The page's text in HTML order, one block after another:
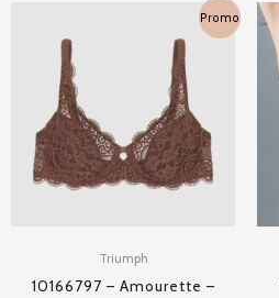
Promo
Triumph
10166797 – Amourette –
Plage
prix :
0,00 €
à
59,95 €